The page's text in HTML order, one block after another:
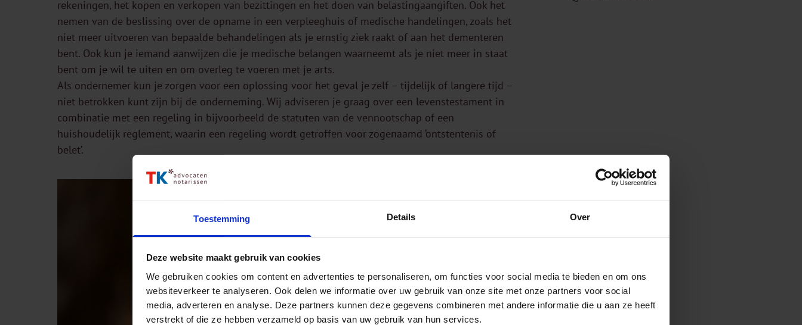
Toestemming Details Over
Deze website maakt gebruik van cookies
We gebruiken cookies om content en advertenties te personaliseren, om functies voor social media te bieden en om ons
websiteverkeer te analyseren. Ook delen we informatie over uw gebruik van onze site met onze partners voor social
media, adverteren en analyse. Deze partners kunnen deze gegevens combineren met andere informatie die u aan ze heeft
verstrekt of die ze hebben verzameld op basis van uw gebruik van hun services.
rekeningen, het kopen en verkopen van bezittingen en het doen van belastingaangiften. Ook het
nemen van de beslissing over de opname in een verpleeghuis of medische handelingen, zoals het
niet meer uitvoeren van bepaalde behandelingen als je ernstig ziek raakt of aan het dementeren
bent. Ook kun je iemand aanwijzen die je medische belangen waarneemt als je niet meer in staat
bent om je wil te uiten en om overleg te voeren met je arts.
Als ondernemer kun je zorgen voor een oplossing voor het geval je zelf – tijdelijk of langere tijd –
niet betrokken kunt zijn bij de onderneming. Wij adviseren je graag over een levenstestament in
combinatie met een regeling in bijvoorbeeld de statuten van de vennootschap of een
huishoudelijk reglement, waarin een regeling wordt getroffen voor zogenaamd ‘ontstentenis of
belet’.